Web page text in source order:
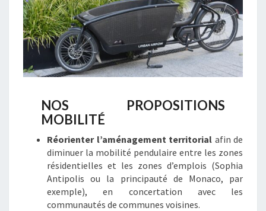
NOS PROPOSITIONS
MOBILITÉ
Réorienter l’aménagement territorial afin de
diminuer la mobilité pendulaire entre les zones
résidentielles et les zones d’emplois (Sophia
Antipolis ou la principauté de Monaco, par
exemple), en concertation avec les
communautés de communes voisines.